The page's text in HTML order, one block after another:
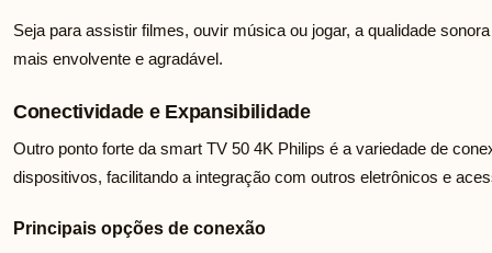
Seja para assistir filmes, ouvir música ou jogar, a qualidade
mais envolvente e agradável.
Conectividade e Expansibilidade
Outro ponto forte da smart TV 50 4K Philips é a variedade de
dispositivos, facilitando a integração com outros eletrônicos e
Principais opções de conexão